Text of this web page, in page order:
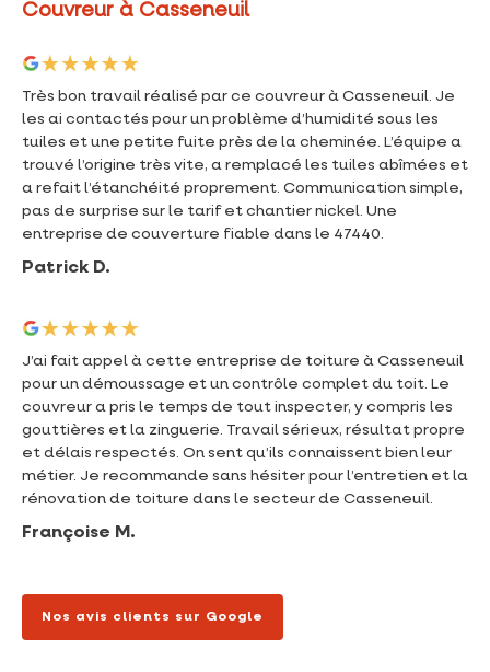
Couvreur à Casseneuil
Très bon travail réalisé par ce couvreur à Casseneuil. Je
les ai contactés pour un problème d’humidité sous les
tuiles et une petite fuite près de la cheminée. L’équipe a
trouvé l’origine très vite, a remplacé les tuiles abîmées et
a refait l’étanchéité proprement. Communication simple,
pas de surprise sur le tarif et chantier nickel. Une
entreprise de couverture fiable dans le 47440.
Patrick D.
J’ai fait appel à cette entreprise de toiture à Casseneuil
pour un démoussage et un contrôle complet du toit. Le
couvreur a pris le temps de tout inspecter, y compris les
gouttières et la zinguerie. Travail sérieux, résultat propre
et délais respectés. On sent qu’ils connaissent bien leur
métier. Je recommande sans hésiter pour l’entretien et la
rénovation de toiture dans le secteur de Casseneuil.
Françoise M.
Nos avis clients sur Google